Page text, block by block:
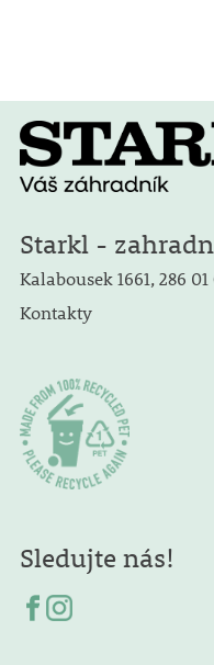
Starkl -
Kalabousek 1661, 286
Kontakty
Sledujte nás!